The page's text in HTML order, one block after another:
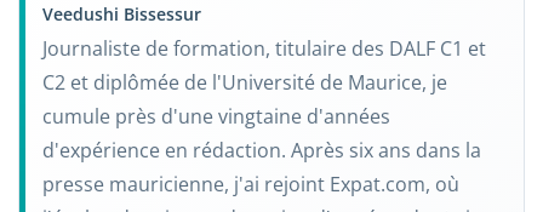
Veedushi Bissessur
Journaliste de formation, titulaire des DALF C1 et
C2 et diplômée de l'Université de Maurice, je
cumule près d'une vingtaine d'années
d'expérience en rédaction. Après six ans dans la
presse mauricienne, j'ai rejoint Expat.com, où